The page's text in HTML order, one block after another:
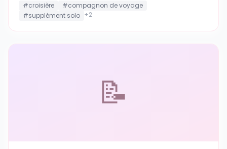
#croisière #compagnon de voyage
#supplément solo +2
📝